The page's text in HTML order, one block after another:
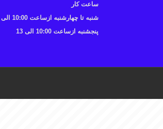
ساعت کار
شنبه تا چهارشنبه ازساعت 10:00 الی 17
پنجشنبه ازساعت 10:00 الی 13